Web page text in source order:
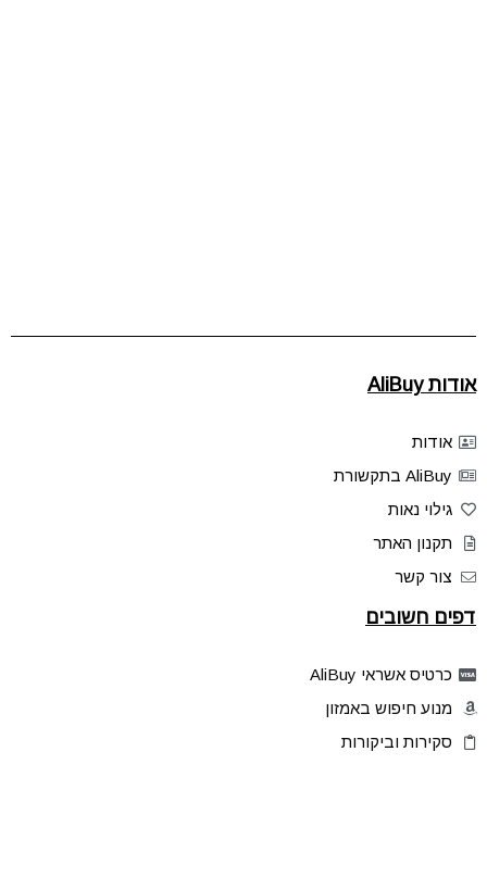
אודות AliBuy
אודות
AliBuy בתקשורת
גילוי נאות
תקנון האתר
צור קשר
דפים חשובים
כרטיס אשראי AliBuy
מנוע חיפוש באמזון
סקירות וביקורות